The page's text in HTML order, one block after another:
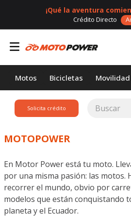
¡Qué la aventura
Crédito Directo
Motos Bicicletas
Solicita crédito
Buscar
MOTOPOWER
En Motor Power está tu moto.
por una misma pasión: las motos.
recorrer el mundo, obvio por
modelos que están conquistando
planeta y el Ecuador.
2.
3.
4.